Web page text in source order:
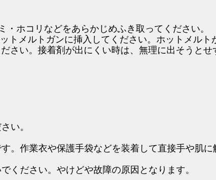
ホコリなどをあらかじめふき取ってください。
トメルトガンに挿入してください。ホットメルト
さい。接着剤が出にくい時は、無理に出そうとせ
い。
。作業衣や保護手袋などを装着して直接手や肌に
ください。やけどや故障の原因となります。